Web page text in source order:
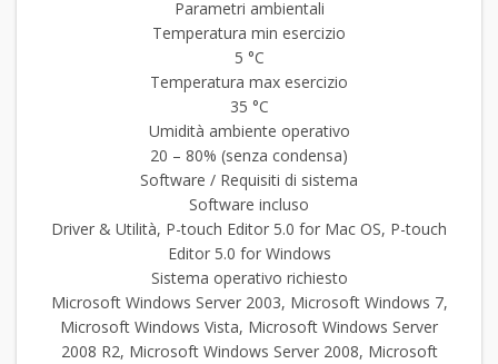
Parametri ambientali
Temperatura min esercizio
5 °C
Temperatura max esercizio
35 °C
Umidità ambiente operativo
20 – 80% (senza condensa)
Software / Requisiti di sistema
Software incluso
Driver & Utilità, P-touch Editor 5.0 for Mac OS, P-touch
Editor 5.0 for Windows
Sistema operativo richiesto
Microsoft Windows Server 2003, Microsoft Windows 7,
Microsoft Windows Vista, Microsoft Windows Server
2008 R2, Microsoft Windows Server 2008, Microsoft